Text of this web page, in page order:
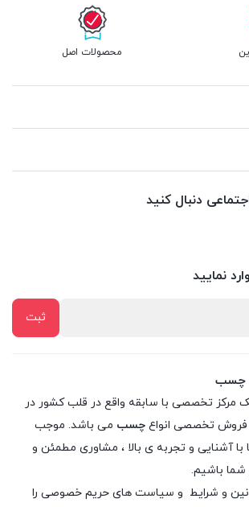
محصولات اصل
دنبال کنید
نمایید
چسب
مرکز تخصصی با سابقه واقع در قلب کشور در
فروش تخصصی انواع چسب می باشد. موجب
با آشنایی و تجربه ی بالا ، مشاوری مطمئن و
باشیم.
و شرایط و سیاست های حریم خصوصی را